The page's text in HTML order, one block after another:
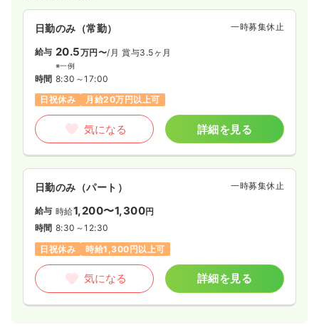
日勤のみ（常勤） 一時募集休止
給与 20.5万円〜/月 賞与3.5ヶ月
※一例
時間 8:30～17:00
日祝休み
月給20万円以上可
気になる 詳細を見る
日勤のみ（パート） 一時募集休止
給与 時給1,200〜1,300円
時間 8:30～12:30
日祝休み
時給1,300円以上可
気になる 詳細を見る